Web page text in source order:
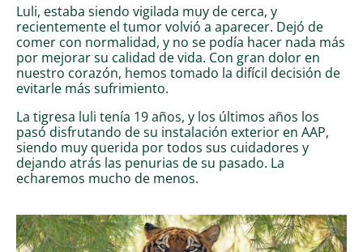
Luli, estaba siendo vigilada muy de cerca, y
recientemente el tumor volvió a aparecer. Dejó de
comer con normalidad, y no se podía hacer nada más
por mejorar su calidad de vida. Con gran dolor en
nuestro corazón, hemos tomado la difícil decisión de
evitarle más sufrimiento.
La tigresa luli tenía 19 años, y los últimos años los
pasó disfrutando de su instalación exterior en AAP,
siendo muy querida por todos sus cuidadores y
dejando atrás las penurias de su pasado. La
echaremos mucho de menos.